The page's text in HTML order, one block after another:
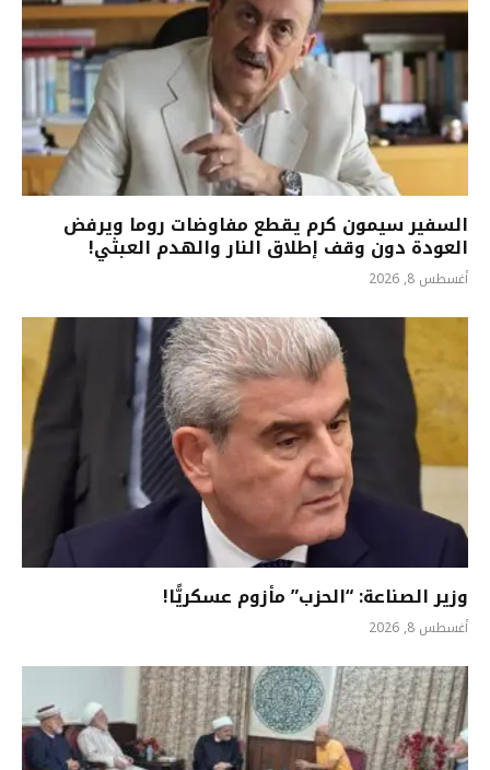
السفير سيمون كرم يقطع مفاوضات روما ويرفض
العودة دون وقف إطلاق النار والهدم العبثي!
أغسطس 8, 2026
وزير الصناعة: “الحزب” مأزوم عسكريًّا!
أغسطس 8, 2026